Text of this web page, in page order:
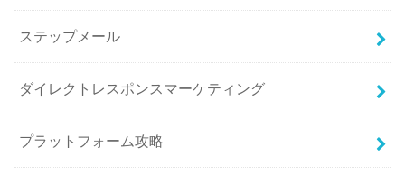
ステップメール
ダイレクトレスポンスマーケティング
プラットフォーム攻略